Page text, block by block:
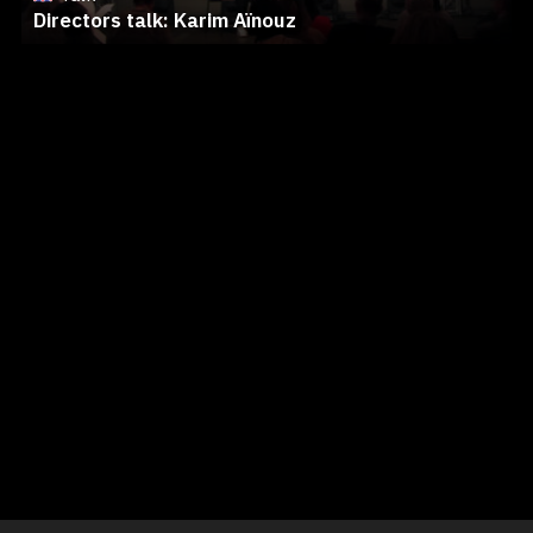
Directors talk: Karim Aïnouz